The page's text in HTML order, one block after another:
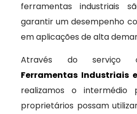
ferramentas industriais
garantir um desempenho
em aplicações de alta
Através do serviço
Ferramentas Industriais
realizamos o intermédio
proprietários possam